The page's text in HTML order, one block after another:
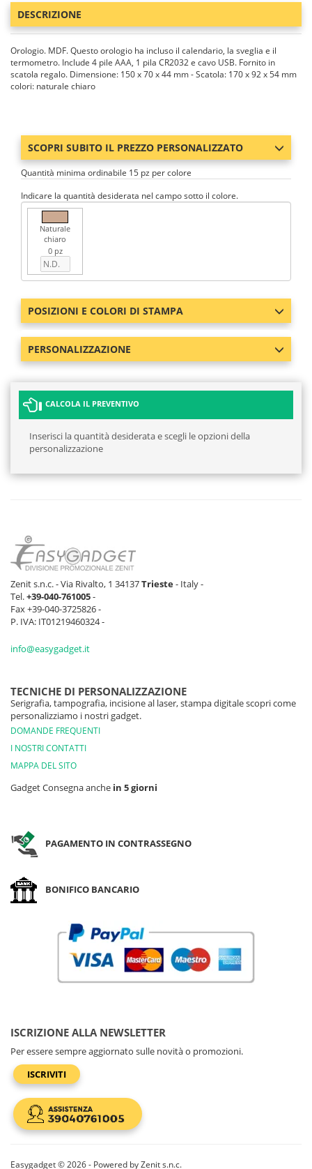
DESCRIZIONE
Orologio. MDF. Questo orologio ha incluso il calendario, la sveglia e il
termometro. Include 4 pile AAA, 1 pila CR2032 e cavo USB. Fornito in
scatola regalo. Dimensione: 150 x 70 x 44 mm - Scatola: 170 x 92 x 54 mm
colori: naturale chiaro
SCOPRI SUBITO IL PREZZO PERSONALIZZATO
Quantità minima ordinabile 15 pz per colore
Indicare la quantità desiderata nel campo sotto il colore.
Naturale
chiaro
0 pz
POSIZIONI E COLORI DI STAMPA
PERSONALIZZAZIONE
CALCOLA IL PREVENTIVO
Inserisci la quantità desiderata e scegli le opzioni della
personalizzazione
Zenit s.n.c. - Via Rivalto, 1 34137Trieste- Italy -
Tel.+39-040-761005-
Fax +39-040-3725826 -
P. IVA: IT01219460324 -
info@easygadget.it
TECNICHE DI PERSONALIZZAZIONE
Serigrafia, tampografia, incisione al laser, stampa digitale scopri come
personalizziamo i nostri gadget.
DOMANDE FREQUENTI
I NOSTRI CONTATTI
MAPPA DEL SITO
Gadget Consegna anche in 5 giorni
PAGAMENTO IN CONTRASSEGNO
BONIFICO BANCARIO
ISCRIZIONE ALLA NEWSLETTER
Per essere sempre aggiornato sulle novità o promozioni.
ISCRIVITI
Easygadget © 2026 - Powered by Zenit s.n.c.